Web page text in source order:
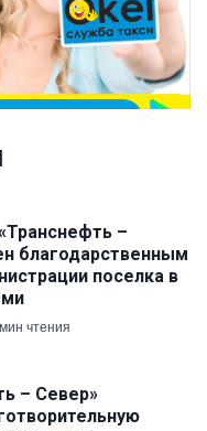
–
благодарственным
поселка в
чтения
– Север»